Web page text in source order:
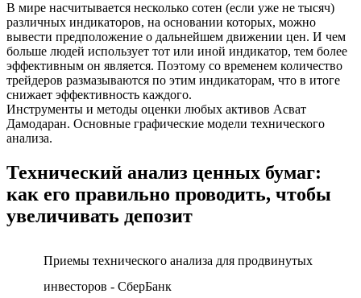
В мире насчитывается несколько сотен (если уже не тысяч)
различных индикаторов, на основании которых, можно
вывести предположение о дальнейшем движении цен. И чем
больше людей использует тот или иной индикатор, тем более
эффективным он является. Поэтому со временем количество
трейдеров размазываются по этим индикаторам, что в итоге
снижает эффективность каждого.
Инструменты и методы оценки любых активов Асват
Дамодаран. Основные графические модели технического
анализа.
Технический анализ ценных бумаг:
как его правильно проводить, чтобы
увеличивать депозит
Приемы технического анализа для продвинутых
инвесторов - СберБанк